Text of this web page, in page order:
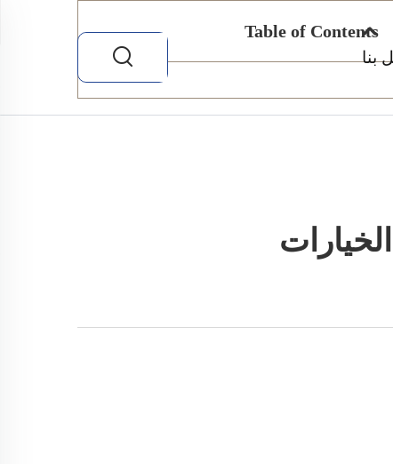
بنا
Table of Contents